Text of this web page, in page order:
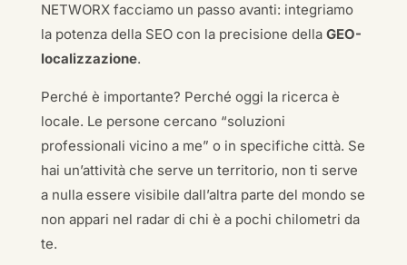
NETWORX facciamo un passo avanti: integriamo
la potenza della SEO con la precisione della GEO-
localizzazione.
Perché è importante? Perché oggi la ricerca è
locale. Le persone cercano “soluzioni
professionali vicino a me” o in specifiche città. Se
hai un’attività che serve un territorio, non ti serve
a nulla essere visibile dall’altra parte del mondo se
non appari nel radar di chi è a pochi chilometri da
te.